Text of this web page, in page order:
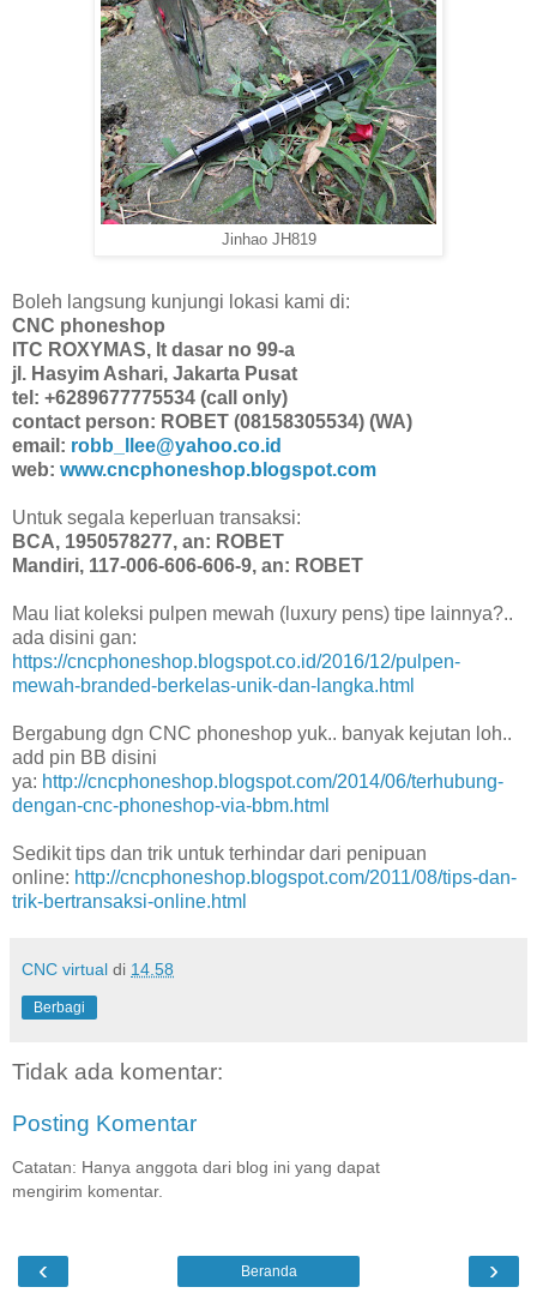
Jinhao JH819
Boleh langsung kunjungi lokasi kami di:
CNC phoneshop
ITC ROXYMAS, lt dasar no 99-a
jl. Hasyim Ashari, Jakarta Pusat
tel: +6289677775534 (call only)
contact person: ROBET (08158305534) (WA)
email: robb_llee@yahoo.co.id
web: www.cncphoneshop.blogspot.com
Untuk segala keperluan transaksi:
BCA, 1950578277, an: ROBET
Mandiri, 117-006-606-606-9, an: ROBET
Mau liat koleksi pulpen mewah (luxury pens) tipe lainnya?..
ada disini gan:
https://cncphoneshop.blogspot.co.id/2016/12/pulpen-
mewah-branded-berkelas-unik-dan-langka.html
Bergabung dgn CNC phoneshop yuk.. banyak kejutan loh..
add pin BB disini
ya: http://cncphoneshop.blogspot.com/2014/06/terhubung-
dengan-cnc-phoneshop-via-bbm.html
Sedikit tips dan trik untuk terhindar dari penipuan
online: http://cncphoneshop.blogspot.com/2011/08/tips-dan-
trik-bertransaksi-online.html
CNC virtual di 14.58
Berbagi
Tidak ada komentar:
Posting Komentar
Catatan: Hanya anggota dari blog ini yang dapat
mengirim komentar.
‹ ›
Beranda